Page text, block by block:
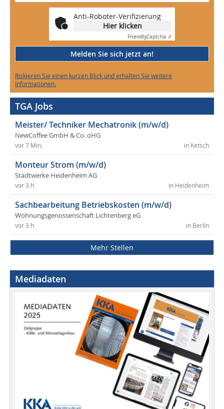
Anti-Roboter-Verifizierung
Hier klicken
FriendlyCaptcha ⇗
Melden Sie sich jetzt an!
Riskieren Sie einen kurzen Blick und erhalten Sie weitere
Informationen.
TGA Jobs
Meister/ Techniker Mechatronik (m/w/d)
NewCoffee GmbH & Co. oHG
in Ketsch
vor 7 Min.
Monteur Strom (m/w/d)
Stadtwerke Heidenheim AG
in Heidenheim
vor 3 h
Sachbearbeitung Betriebskosten (m/w/d)
Wohnungsgenossenschaft Lichtenberg eG
in Berlin
vor 3 h
Mehr Stellen
Mediadaten